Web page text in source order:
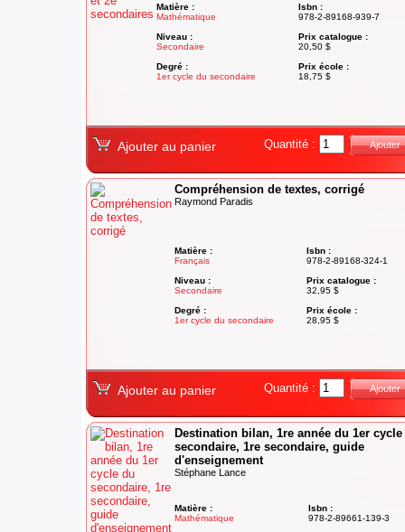
Matière :
Mathématique
Niveau :
Secondaire
Degré :
1er cycle du secondaire
Isbn :
978-2-89168-939-7
Prix catalogue :
20,50 $
Prix école :
18,75 $
Ajouter au panier Quantité : Ajouter
Compréhension de textes, corrigé
Raymond Paradis
Matière :
Français
Niveau :
Secondaire
Degré :
1er cycle du secondaire
Isbn :
978-2-89168-324-1
Prix catalogue :
32,95 $
Prix école :
28,95 $
Ajouter au panier Quantité : Ajouter
Destination bilan, 1re année du 1er
secondaire, 1re secondaire, guide
d'enseignement
Stéphane Lance
Matière :
Mathématique
Isbn :
978-2-89661-139-3